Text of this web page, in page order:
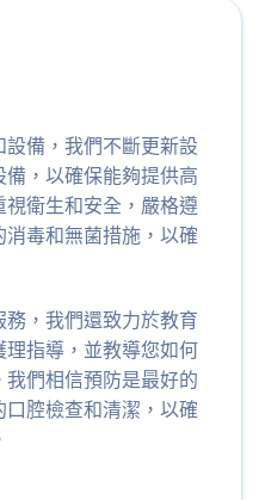
備，我們不斷更新設
，以確保能夠提供高
衛生和安全，嚴格遵
毒和無菌措施，以確
，我們還致力於教育
指導，並教導您如何
們相信預防是最好的
腔檢查和清潔，以確